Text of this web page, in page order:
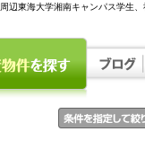
東海大学湘南キャンパス学生